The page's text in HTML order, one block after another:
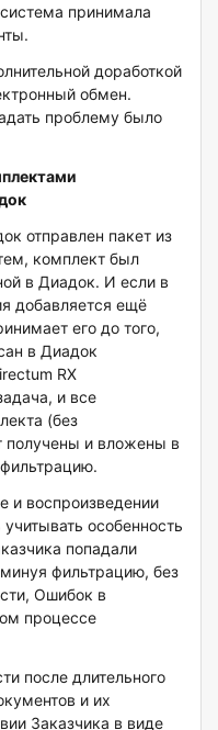
принимала
доработкой
обмен.
проблему было
отправлен пакет из
комплект был
в Диадок. И если в
добавляется ещё
его до того,
в Диадок
RX
и все
(без
получены и вложены в
и воспроизведении
особенность
попадали
фильтрацию, без
Ошибок в
процессе
после длительного
и их
Заказчика в виде